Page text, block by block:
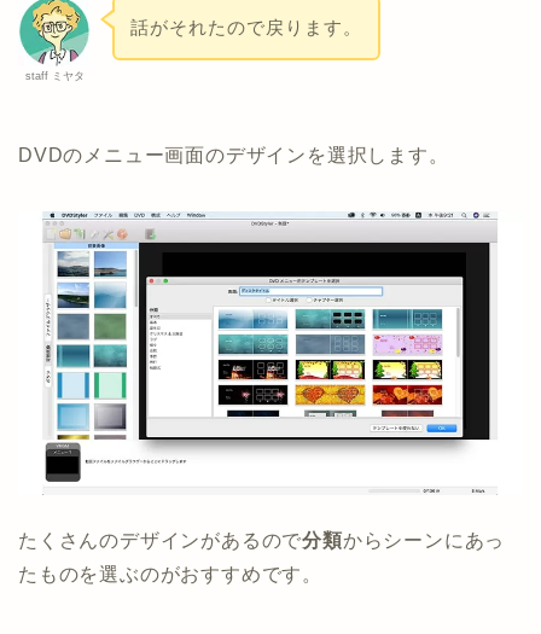
staff ミヤタ
話がそれたので戻ります。
DVDのメニュー画面のデザインを選択します。
たくさんのデザインがあるので分類からシーンにあっ
たものを選ぶのがおすすめです。